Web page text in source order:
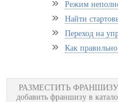
Режим
Найти
Переход на
Как
РАЗМЕСТИТЬ ФРАНШИЗУ
добавить франшизу в